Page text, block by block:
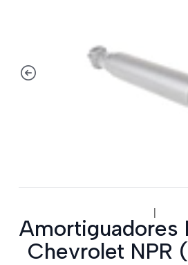
|
Amortiguadores
Chevrolet NPR